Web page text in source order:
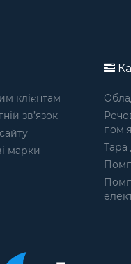
клієнтам
зв’язок
марки
Тара